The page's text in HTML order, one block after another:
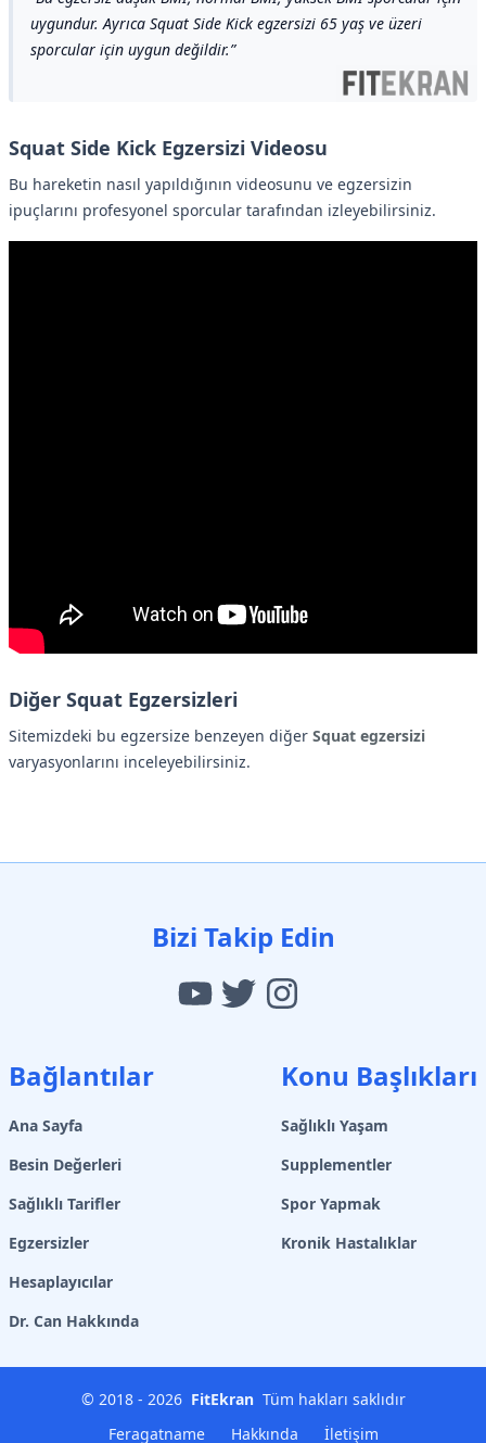
uygundur. Ayrıca Squat Side Kick egzersizi 65 yaş ve üzeri
sporcular için uygun değildir.
Squat Side Kick Egzersizi Videosu
Bu hareketin nasıl yapıldığının videosunu ve egzersizin
ipuçlarını profesyonel sporcular tarafından izleyebilirsiniz.
Diğer Squat Egzersizleri
Sitemizdeki bu egzersize benzeyen diğer Squat egzersizi
varyasyonlarını inceleyebilirsiniz.
Bizi Takip Edin
Bağlantılar
Ana Sayfa
Besin Değerleri
Sağlıklı Tarifler
Egzersizler
Hesaplayıcılar
Dr. Can Hakkında
Konu Başlıkları
Sağlıklı Yaşam
Supplementler
Spor Yapmak
Kronik Hastalıklar
© 2018 - 2026 FitEkran Tüm hakları saklıdır
Feragatname
Hakkında İletişim